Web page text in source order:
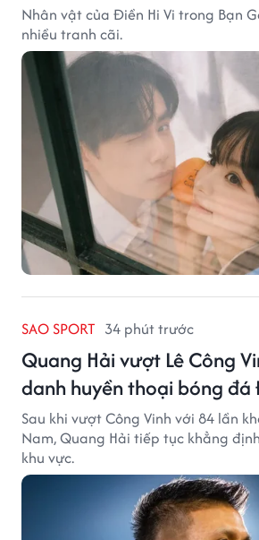
Nhân vật của Điền Hi Vi trong Bạn
nhiều tranh cãi.
SAO SPORT 34 phút trước
Quang Hải vượt Lê Công
danh huyền thoại bóng
Sau khi vượt Công Vinh với 84 lần
Nam, Quang Hải tiếp tục khẳng
khu vực.